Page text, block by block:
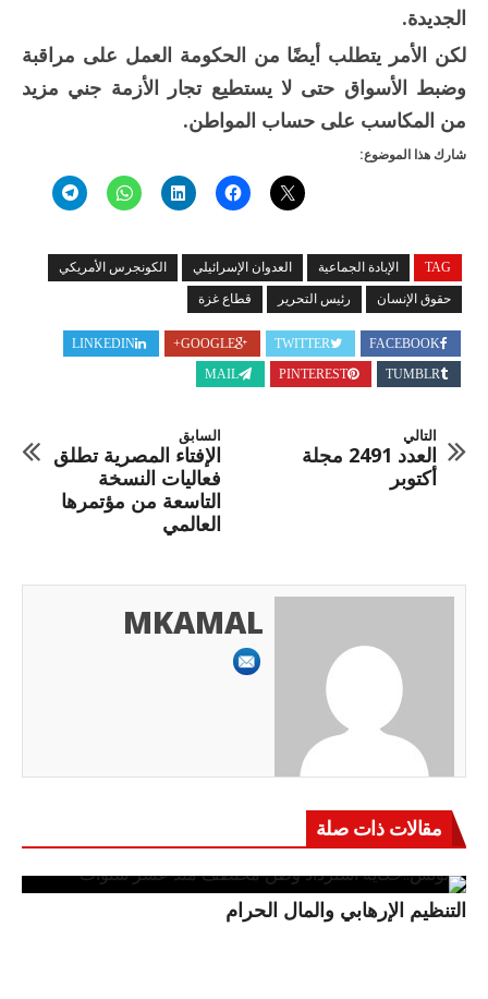
الجديدة.
لكن الأمر يتطلب أيضًا من الحكومة العمل على مراقبة
وضبط الأسواق حتى لا يستطيع تجار الأزمة جني مزيد
من المكاسب على حساب المواطن.
شارك هذا الموضوع:
TAG الإبادة الجماعية العدوان الإسرائيلي الكونجرس الأمريكي
حقوق الإنسان رئيس التحرير قطاع غزة
FACEBOOK
TWITTER
GOOGLE+
LINKEDIN
TUMBLR
PINTEREST
MAIL
السابق
الإفتاء المصرية تطلق
فعاليات النسخة
التاسعة من مؤتمرها
العالمي
التالي
العدد 2491 مجلة
أكتوبر
MKAMAL
مقالات ذات صلة
التنظيم الإرهابي والمال الحرام